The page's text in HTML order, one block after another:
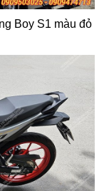
Boy S1 màu đỏ